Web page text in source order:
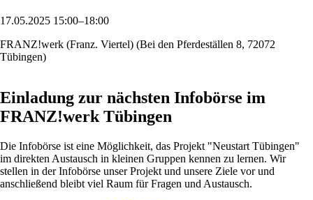
17.05.2025 15:00–18:00
FRANZ!werk (Franz. Viertel) (Bei den Pferdeställen 8, 72072
Tübingen)
Einladung zur nächsten Infobörse im
FRANZ!werk Tübingen
Die Infobörse ist eine Möglichkeit, das Projekt "Neustart Tübingen"
im direkten Austausch in kleinen Gruppen kennen zu lernen. Wir
stellen in der Infobörse unser Projekt und unsere Ziele vor und
anschließend bleibt viel Raum für Fragen und Austausch.